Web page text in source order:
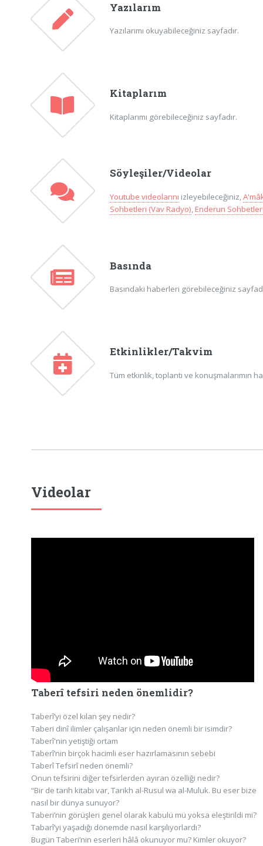
Yazılarım
Yazılarımı okuyabileceğiniz sayfadır.
Kitaplarım
Kitaplarımı görebileceğiniz sayfadır.
Söyleşiler/Videolar
Youtube videolarını izleyebileceğiniz,
Sohbetleri (Vav Radyo),Enderun
Basında
Basındaki haberleri görebileceğiniz
Etkinlikler/Takvim
Tüm etkinlik, toplantı ve konuşmalarımın
Videolar
Taberî tefsiri neden önemlidir?
Taberî’yi özel kılan şey nedir?
Taberi dinî ilimler çalışanlar için neden önemli bir isimdir?
Taberî'nin yetiştiği ortam
Taberî’nin birçok hacimli eser hazırlamasının sebebi
Taberî Tefsirî neden önemli?
Onun tefsirini diğer tefsirlerden ayıran özelliği nedir?
“Bir de tarih kitabı var, Tarikh al-Rusul wa al-Muluk. Bu eser bize
nasıl bir dünya sunuyor?
Taberi’nin görüşleri genel olarak kabulü mü yoksa eleştirildi mi?
Tabarî’yi yaşadığı dönemde nasıl karşılıyorlardı?
Bugün Taberi’nin eserleri hâlâ okunuyor mu? Kimler okuyor?